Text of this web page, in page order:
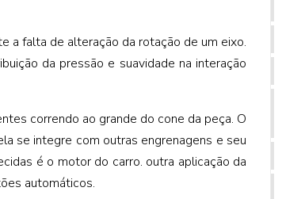
a falta de alteração da rotação de um eixo.
da pressão e suavidade na interação
correndo ao grande do cone da peça. O
se integre com outras engrenagens e seu
é o motor do carro. outra aplicação da
automáticos.